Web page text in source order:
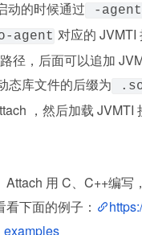
动的时候通过 -
agent 对应的 JVMTI
径，后面可以追加
态库文件的后缀为
，然后加载 JVMTI
Attach 用 C、C++编写
下面的例子：